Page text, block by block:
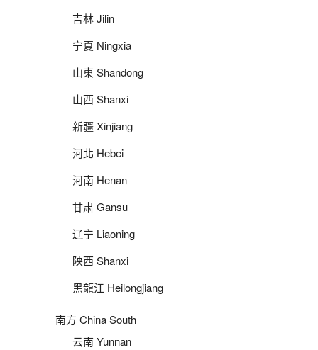
吉林 Jilin
宁夏 Ningxia
山東 Shandong
山西 Shanxi
新疆 Xinjiang
河北 Hebei
河南 Henan
甘肃 Gansu
辽宁 Liaoning
陕西 Shanxi
黑龍江 Heilongjiang
南方 China South
云南 Yunnan